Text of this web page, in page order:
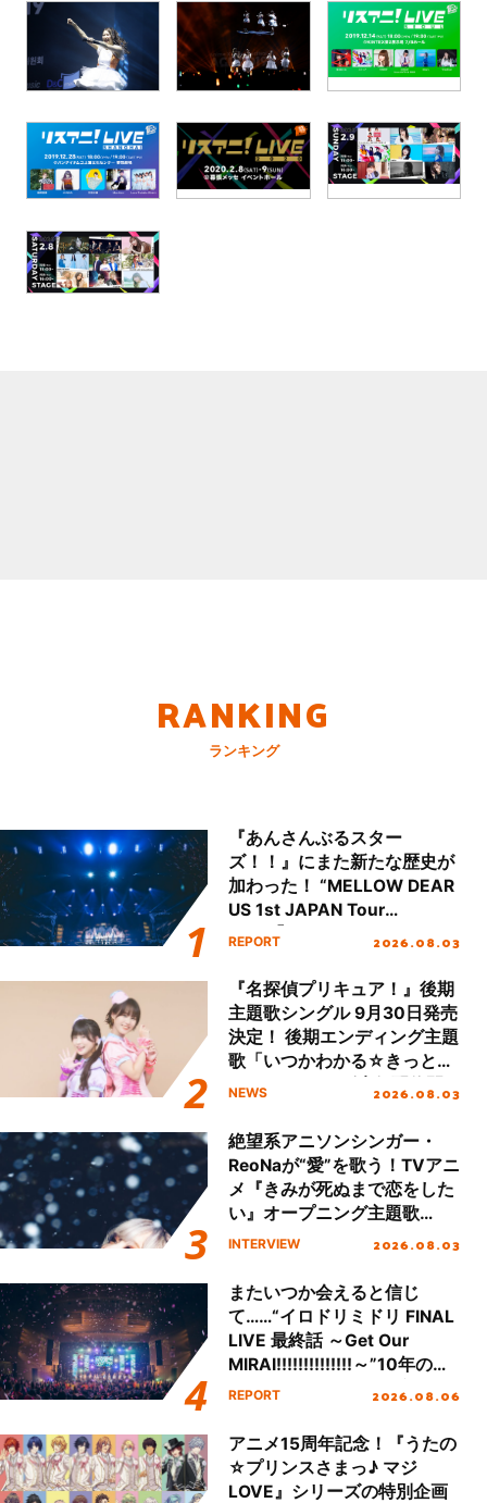
RANKING
ランキング
『あんさんぶるスター
ズ！！』にまた新たな歴史が
加わった！ “MELLOW DEAR
US 1st JAPAN Tour
Final「NICE to meet YOU
ート!!
REPORT 2026.08.03
『名探偵プリキュア！』後期
主題歌シングル 9月30日発売
決定！ 後期エンディング主題
歌「いつかわかる☆きっとあ
える」TVサイズ先行配信開
NEWS 2026.08.03
絶望系アニソンシンガー・
ReoNaが“愛”を歌う！TVアニ
メ『きみが死ぬまで恋をした
い』オープニング主題歌
「Amore」インタビュー
INTERVIEW 2026.08.03
またいつか会えると信じ
て……“イロドリミドリ FINAL
LIVE 最終話 ～Get Our
MIRAI!!!!!!!!!!!!!!～”10年の活
動を経てファイナルを迎える
REPORT 2026.08.06
アニメ15周年記念！『うたの
☆プリンスさまっ♪ マジ
LOVE』シリーズの特別企画